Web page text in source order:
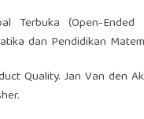
Terbuka (Open-
dan Pendidikan
Quality. Jan Van den